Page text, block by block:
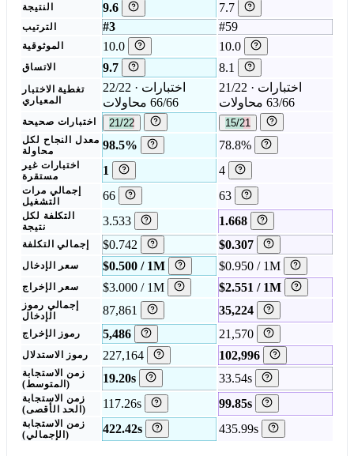
النتيجة 9.6 7.7
الترتيب #3 #59
الموثوقية 10.0 10.0
الاتساق 9.7 8.1
تغطية الاختبار
المعياري
22/22 اختبارات ·
66/66 محاولات
21/22 اختبارات ·
63/66 محاولات
اختبارات صحيحة 21/22 15/21
معدل النجاح لكل
محاولة
98.5% 78.8%
اختبارات غير
مستقرة
1 4
إجمالي مرات
التشغيل
66 63
التكلفة لكل
نتيجة
3.533 1.668
إجمالي التكلفة $0.742 $0.307
سعر الإدخال $0.500 / 1M $0.950 / 1M
سعر الإخراج $3.000 / 1M $2.551 / 1M
إجمالي رموز
الإدخال
87,861 35,224
رموز الإخراج 5,486 21,570
رموز الاستدلال 227,164 102,996
زمن الاستجابة
(المتوسط)
19.20s 33.54s
زمن الاستجابة
(الحد الأقصى)
117.26s 99.85s
زمن الاستجابة
(الإجمالي)
422.42s 435.99s